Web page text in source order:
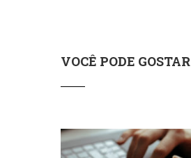
VOCÊ PODE GOSTAR